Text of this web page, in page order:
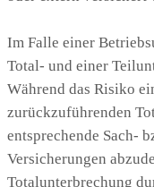
Im Falle einer
Total- und einer
Während das Risiko
zurückzuführenden
entsprechende Sach-
Versicherungen
Totalunterbrechung